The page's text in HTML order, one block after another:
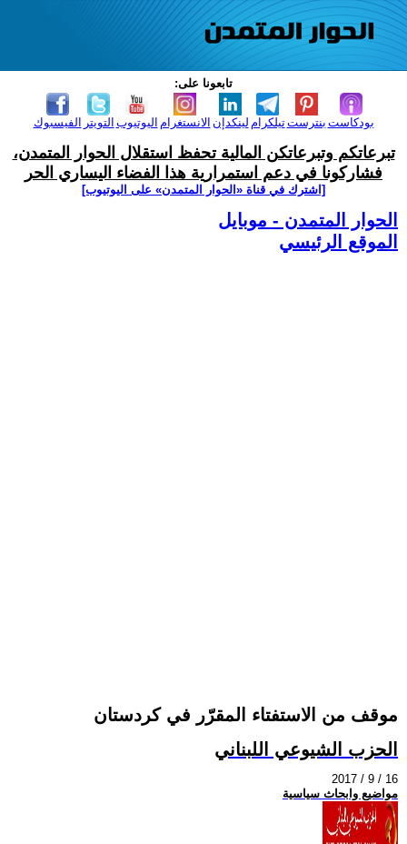
تابعونا على:
الفيسبوك التويتر اليوتيوب الانستغرام لينكدإن تيلكرامبنترست بودكاست
تبرعاتكم وتبرعاتكن المالية تحفظ استقلال الحوار المتمدن،
فشاركونا في دعم استمرارية هذا الفضاء اليساري الحر
[اشترك في قناة ‫«الحوار المتمدن» على اليوتيوب]
الحوار المتمدن - موبايل
الموقع الرئيسي
موقف من الاستفتاء المقرّر في كردستان
الحزب الشيوعي اللبناني
2017 / 9 / 16
مواضيع وابحاث سياسية